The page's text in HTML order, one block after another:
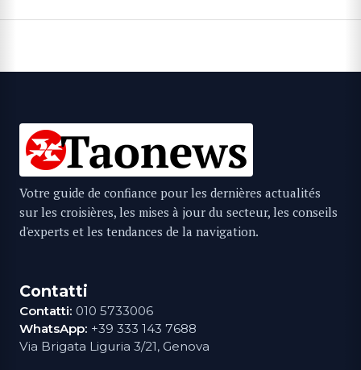
Votre guide de confiance pour les dernières actualités
sur les croisières, les mises à jour du secteur, les conseils
d'experts et les tendances de la navigation.
Contatti
Contatti: 010 5733006
WhatsApp: +39 333 143 7688
Via Brigata Liguria 3/21, Genova